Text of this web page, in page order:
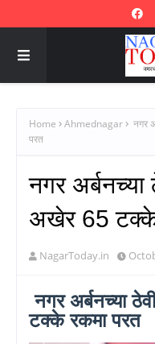
Home Ahmednagar
नगर
परत
नगर अर्बनच्या
अखेर 65
NagarToday.in
नगर अर्बनच्या
टक्के रकमा परत